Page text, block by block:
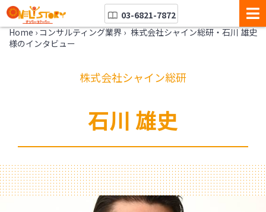
03-6821-7872
Home › コンサルティング業界 › 株式会社シャイン総研・石川 雄史
様のインタビュー
株式会社シャイン総研
石川 雄史